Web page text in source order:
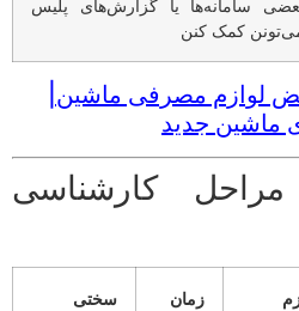
سامانه‌ها یا گزارش‌های پلیس
کمک کنن
مصرفی ماشین|
جدید
کارشناسی
سختی